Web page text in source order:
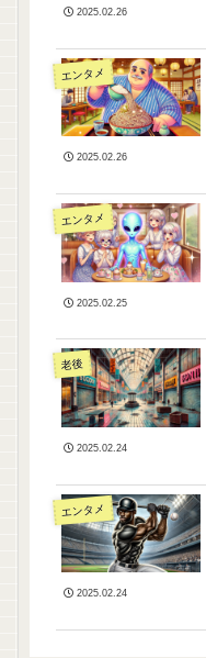
2025.02.26
エンタメ
2025.02.26
エンタメ
2025.02.25
老後
2025.02.24
エンタメ
2025.02.24